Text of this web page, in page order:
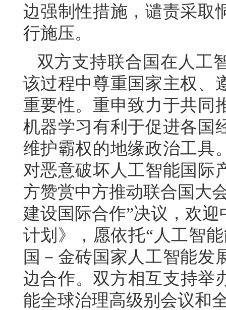
边强制性措施，谴责采取
行施压。
双方支持联合国在人工
该过程中尊重国家主权、
重要性。重申致力于共同
机器学习有利于促进各国
维护霸权的地缘政治工具
对恶意破坏人工智能国际
方赞赏中方推动联合国大
建设国际合作”决议，欢
计划》，愿依托“人工智
国－金砖国家人工智能发
边合作。双方相互支持举
能全球治理高级别会议和